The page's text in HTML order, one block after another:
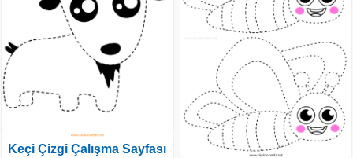
Keçi Çizgi Çalışma Sayfası